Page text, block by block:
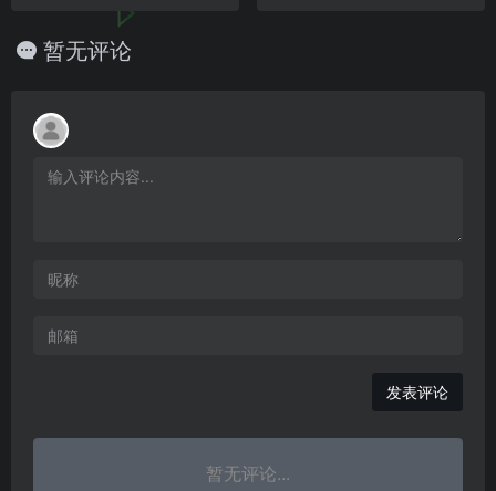
暂无评论
发表评论
暂无评论...